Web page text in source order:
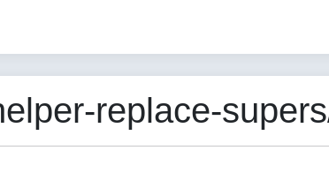
replace-